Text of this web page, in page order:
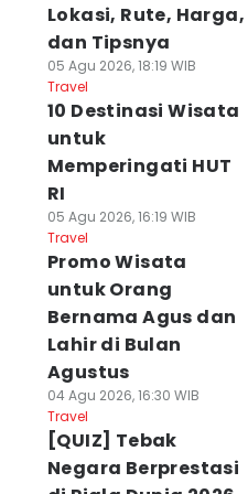
Lokasi, Rute, Harga,
dan Tipsnya
05 Agu 2026, 18:19 WIB
Travel
10 Destinasi Wisata
untuk
Memperingati HUT
RI
05 Agu 2026, 16:19 WIB
Travel
Promo Wisata
untuk Orang
Bernama Agus dan
Lahir di Bulan
Agustus
04 Agu 2026, 16:30 WIB
Travel
[QUIZ] Tebak
Negara Berprestasi